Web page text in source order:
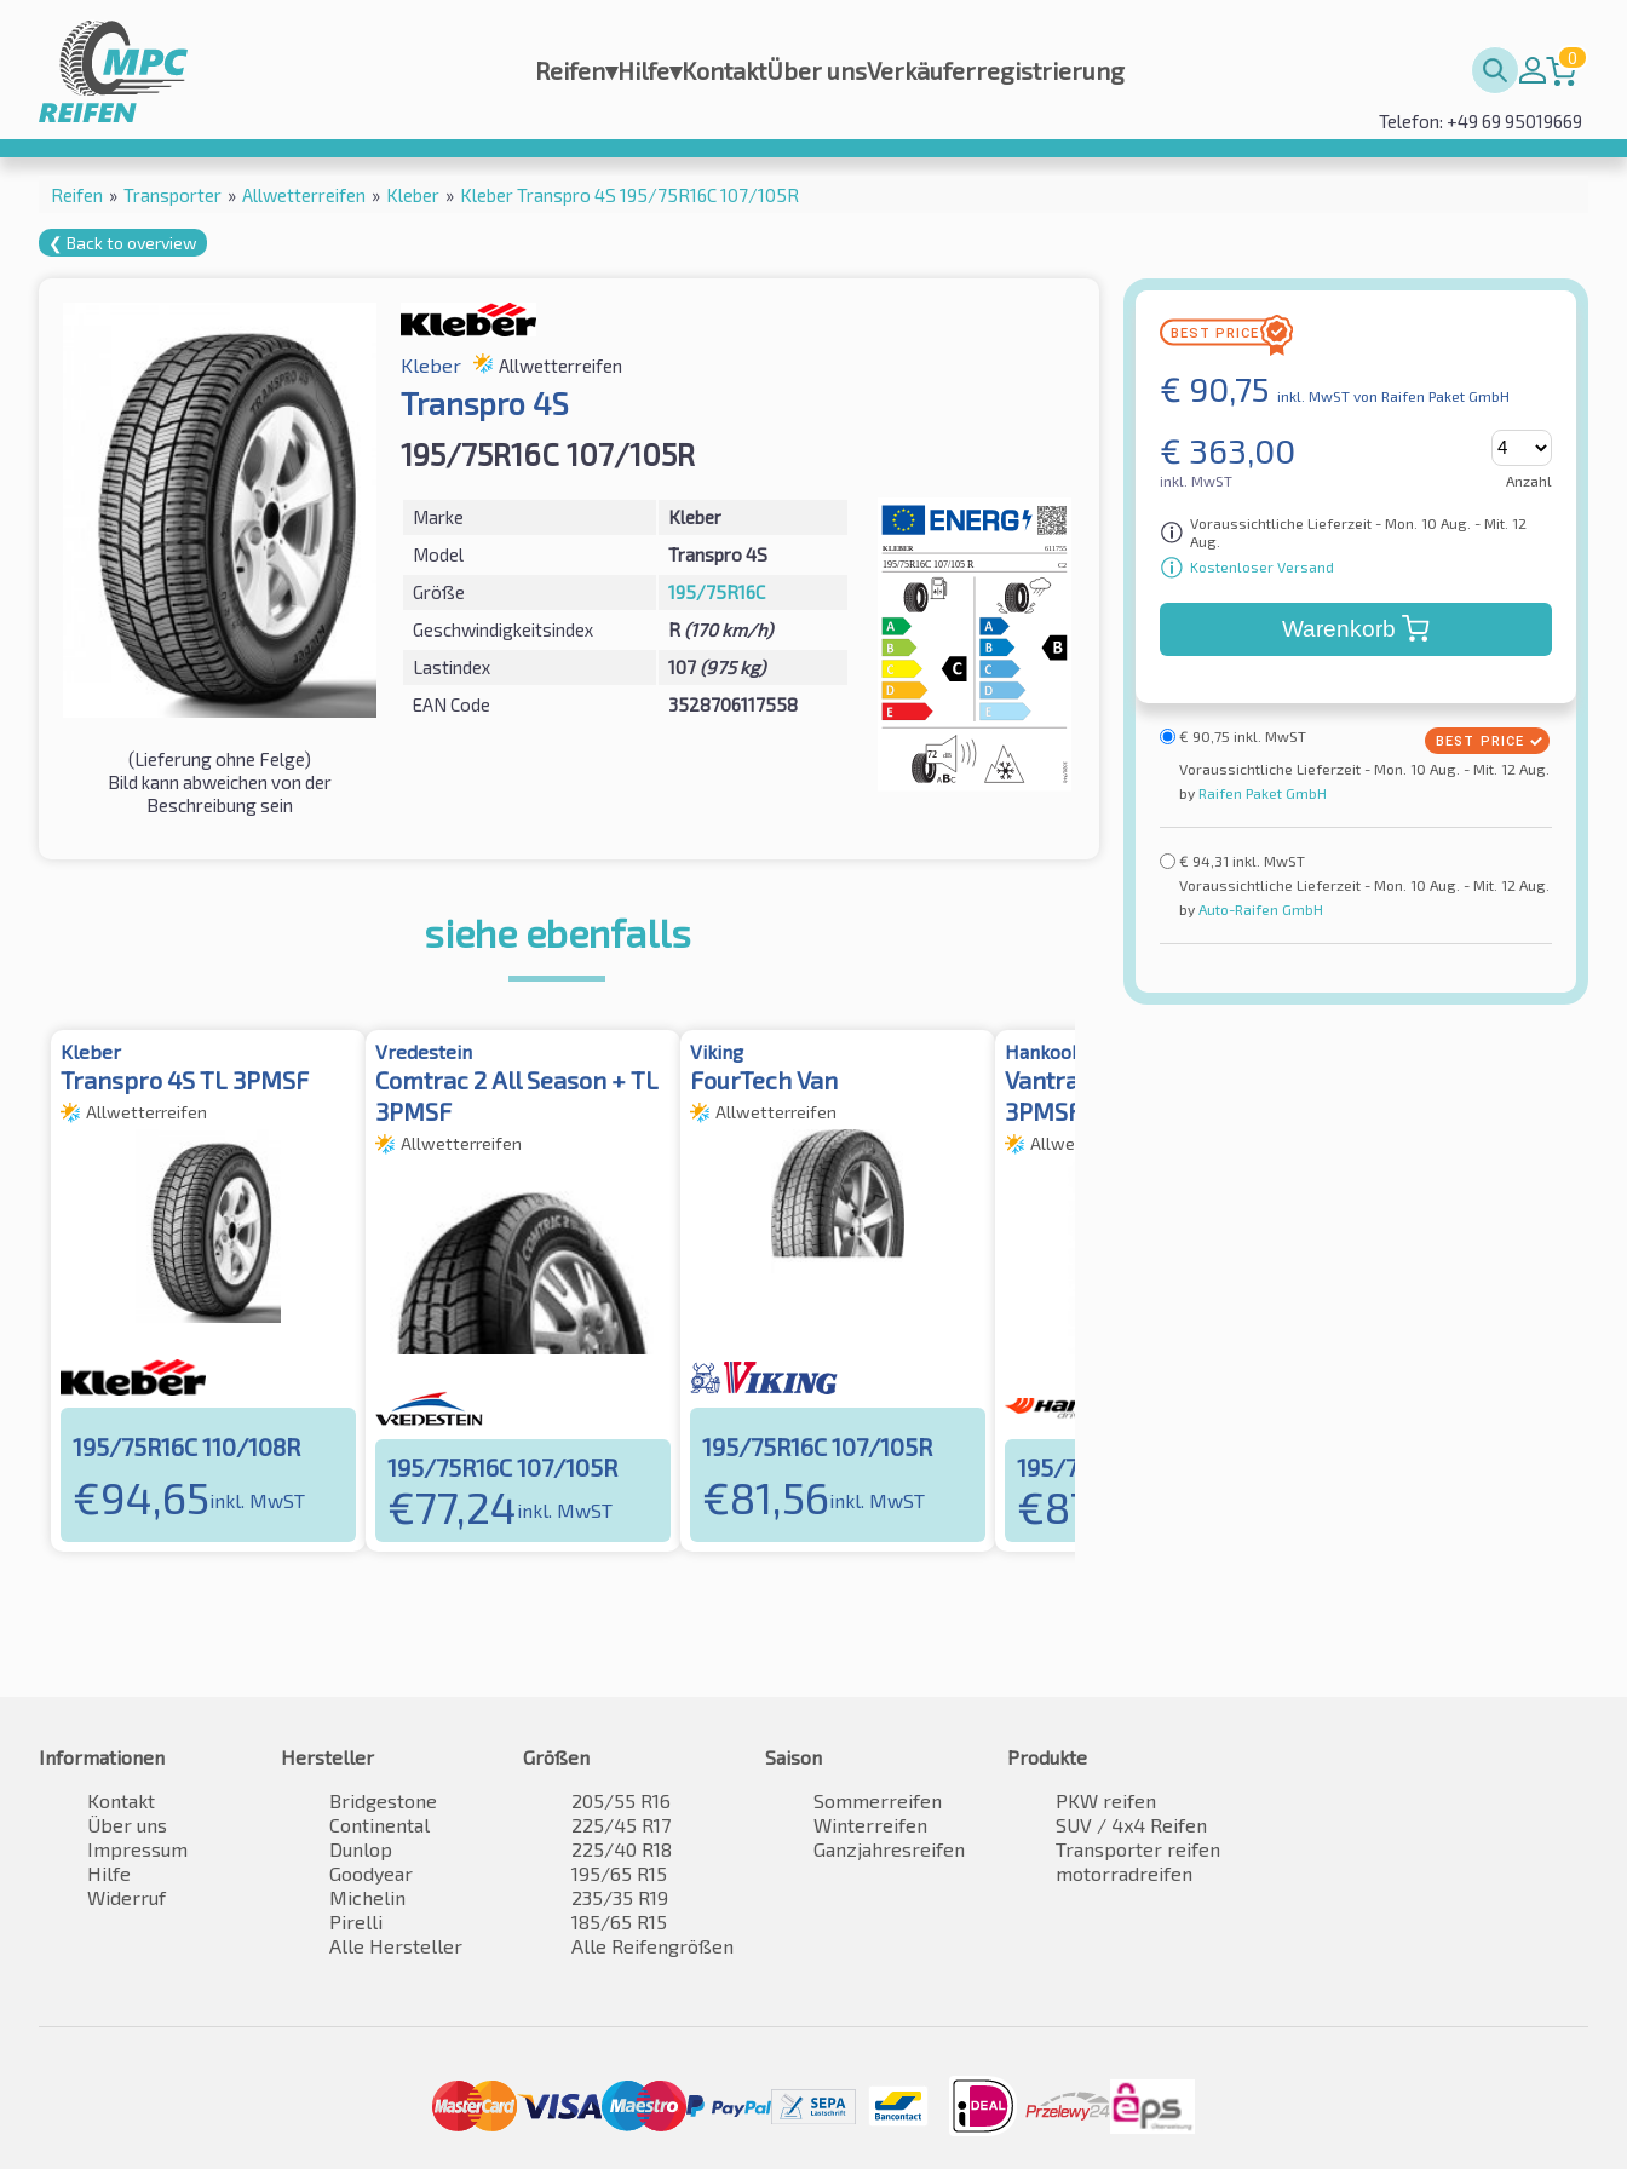
Reifen▾Hilfe▾KontaktÜber unsVerkäuferregistrierung 0
Telefon: +49 69 95019669
Reifen » Transporter » Allwetterreifen » Kleber » Kleber Transpro 4S 195/75R16C 107/105R
❮ Back to overview
(Lieferung ohne Felge)
Bild kann abweichen von der
Beschreibung sein
Kleber Allwetterreifen
Transpro 4S
195/75R16C 107/105R
Marke
Kleber
Model
Transpro 4S
Größe
195/75R16C
Geschwindigkeitsindex
R (170 km/h)
Lastindex
107 (975 kg)
EAN Code
3528706117558
€ 90,75 inkl. MwST von Raifen Paket GmbH
€ 363,00
inkl. MwST Anzahl
Voraussichtliche Lieferzeit - Mon. 10 Aug. - Mit. 12
Aug.
Kostenloser Versand
Warenkorb
€ 90,75 inkl. MwST
Voraussichtliche Lieferzeit - Mon. 10 Aug. - Mit. 12 Aug.
by Raifen Paket GmbH
€ 94,31 inkl. MwST
Voraussichtliche Lieferzeit - Mon. 10 Aug. - Mit. 12 Aug.
by Auto-Raifen GmbH
siehe ebenfalls
Kleber
Transpro 4S TL 3PMSF
Allwetterreifen
195/75R16C 110/108R
€94,65inkl. MwST
Vredestein
Comtrac 2 All Season + TL
3PMSF
Allwetterreifen
195/75R16C 107/105R
€77,24inkl. MwST
Viking
FourTech Van
Allwetterreifen
195/75R16C 107/105R
€81,56inkl. MwST
Hankook
Vantra ST AS2 RA30
3PMSF
Allwetterreifen
195/75R16C 107/105R
€87,50
Informationen
Kontakt
Über uns
Impressum
Hilfe
Widerruf
Hersteller
Bridgestone
Continental
Dunlop
Goodyear
Michelin
Pirelli
Alle Hersteller
Größen
205/55 R16
225/45 R17
225/40 R18
195/65 R15
235/35 R19
185/65 R15
Alle Reifengrößen
Saison
Sommerreifen
Winterreifen
Ganzjahresreifen
Produkte
PKW reifen
SUV / 4x4 Reifen
Transporter reifen
motorradreifen